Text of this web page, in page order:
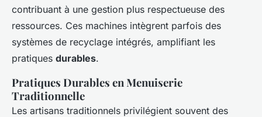
contribuant à une gestion plus respectueuse des
ressources. Ces machines intègrent parfois des
systèmes de recyclage intégrés, amplifiant les
pratiques durables.
Pratiques Durables en Menuiserie
Traditionnelle
Les artisans traditionnels privilégient souvent des